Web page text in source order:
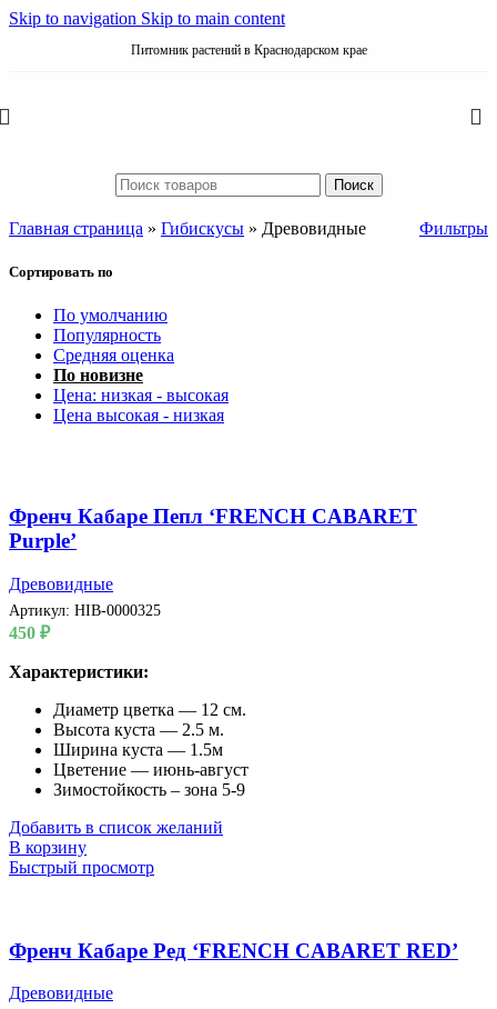
Skip to navigation Skip to main content
Питомник растений в Краснодарском крае
Поиск
Главная страница » Гибискусы » Древовидные Фильтры
Сортировать по
По умолчанию
Популярность
Средняя оценка
По новизне
Цена: низкая - высокая
Цена высокая - низкая
Френч Кабаре Пепл ‘FRENCH CABARET
Purple’
Древовидные
Артикул: HIB-0000325
450 ₽
Характеристики:
Диаметр цветка — 12 см.
Высота куста — 2.5 м.
Ширина куста — 1.5м
Цветение — июнь-август
Зимостойкость – зона 5-9
Добавить в список желаний
В корзину
Быстрый просмотр
Френч Кабаре Ред ‘FRENCH CABARET RED’
Древовидные